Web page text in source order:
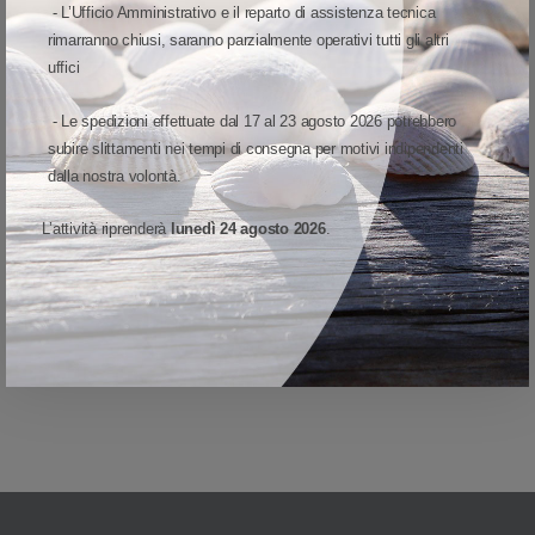
- L’Ufficio Amministrativo e il reparto di assistenza tecnica
rimarranno chiusi, saranno parzialmente operativi tutti gli altri
uffici
- Le spedizioni effettuate dal 17 al 23 agosto 2026 potrebbero
subire slittamenti nei tempi di consegna per motivi indipendenti
dalla nostra volontà.
L’attività riprenderàlunedì 24 agosto 2026.
Aggiungi al carrello
Quota Wish list Quick View
Confronta
Partecipa alla promozioneSnapCashBack
1